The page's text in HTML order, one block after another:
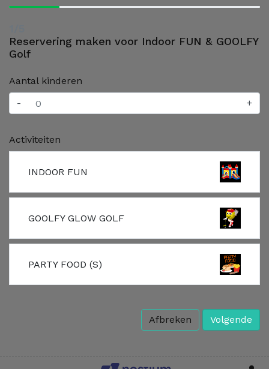
Reservering maken voor Indoor FUN & GOOLFY
Golf
Aantal kinderen
-
+
Activiteiten
INDOOR FUN
GOOLFY GLOW GOLF
PARTY FOOD (S)
Afbreken Volgende